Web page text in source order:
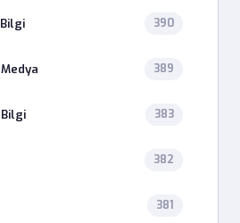
390
389
383
382
381